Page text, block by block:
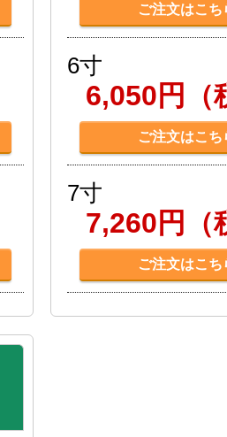
ご注文はこち
6寸
6,050円（
ご注文はこち
7寸
7,260円（
ご注文はこち